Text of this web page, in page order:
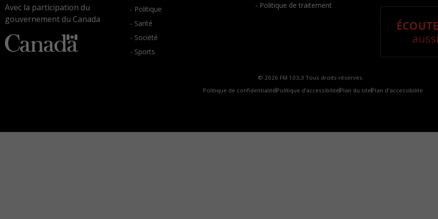
Avec la participation du
gouvernement du Canada
- Politique
- Santé
- Société
- Sports
- Politique de traitement
© 2026 FM 103,3 Tous droits réservés.
Politique de confidentialité Politique d’accessibilité Plan du site Plan d'accessibilite